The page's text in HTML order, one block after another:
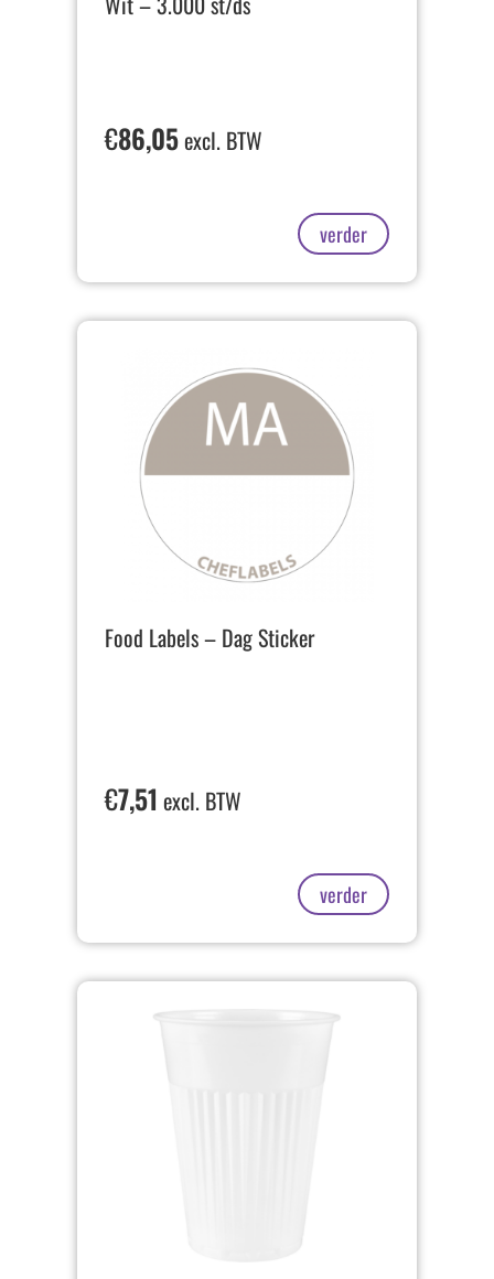
€86,05excl. BTW
verder
Food Labels – Dag Sticker
€7,51 excl. BTW
verder